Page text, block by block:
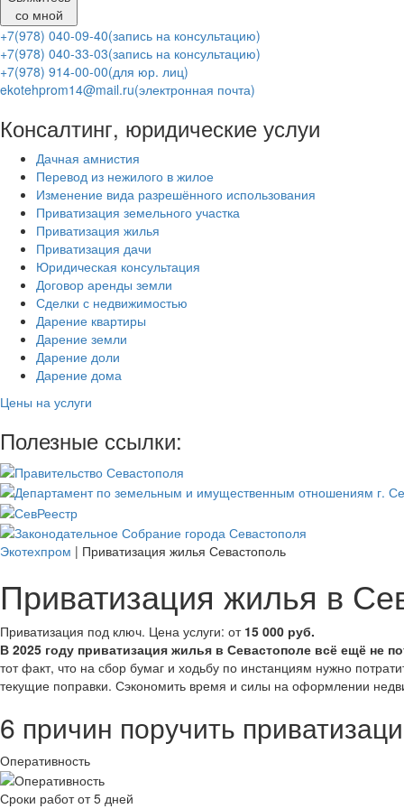
со мной
+7(978) 040-09-40(запись на консультацию)
+7(978) 040-33-03(запись на консультацию)
+7(978) 914-00-00(для юр. лиц)
ekotehprom14@mail.ru(электронная почта)
Консалтинг, юридические услуи
Дачная амнистия
Перевод из нежилого в жилое
Изменение вида разрешённого использования
Приватизация земельного участка
Приватизация жилья
Приватизация дачи
Юридическая консультация
Договор аренды земли
Сделки с недвижимостью
Дарение квартиры
Дарение земли
Дарение доли
Дарение дома
Цены на услуги
Полезные ссылки:
Экотехпром | Приватизация жилья Севастополь
Приватизация жилья в
Приватизация под ключ. Цена услуги: от 15 000 руб.
В 2025 году приватизация жилья в Севастополе всё ещё не
тот факт, что на сбор бумаг и ходьбу по инстанциям нужно
текущие поправки. Сэкономить время и силы на оформлении
6 причин поручить
Оперативность
Сроки работ от 5 дней